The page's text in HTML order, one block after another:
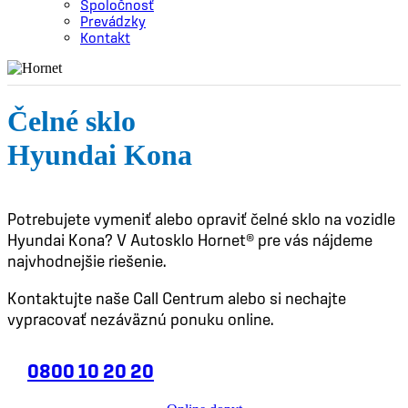
Spoločnosť
Prevádzky
Kontakt
Čelné sklo
Hyundai Kona
Potrebujete vymeniť alebo opraviť čelné sklo na vozidle
Hyundai Kona? V Autosklo Hornet® pre vás nájdeme
najvhodnejšie riešenie.
Kontaktujte naše Call Centrum alebo si nechajte
vypracovať nezáväznú ponuku online.
0800 10 20 20